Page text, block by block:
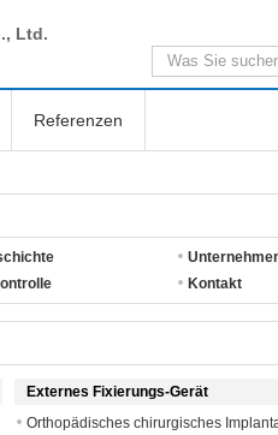
Ltd.
Referenzen
Kontakt
Externes Fixierungs-Gerät
Orthopädisches chirurgisches